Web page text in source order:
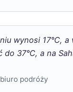
wynosi 17°C,
37°C, a na
podróży